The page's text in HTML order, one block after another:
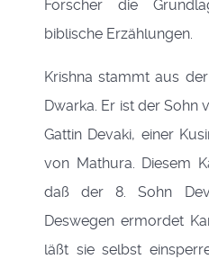
Forscher die
biblische Erzählungen.
Krishna stammt aus
Dwarka. Er ist der Sohn
Gattin Devaki, einer
von Mathura. Diesem
daß der 8. Sohn
Deswegen ermordet
läßt sie selbst